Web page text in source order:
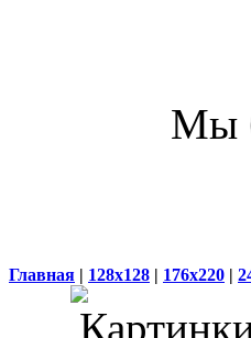
Мы
Главная | 128x128 | 176x220 |